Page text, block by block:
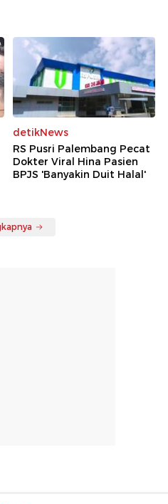
detikNews
RS Pusri Palembang Pecat
Dokter Viral Hina Pasien
BPJS 'Banyakin Duit Halal'